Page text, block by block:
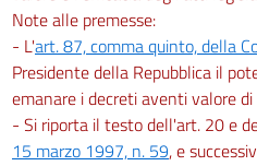
Note alle premesse:
- L'art. 87, comma quinto, della
Presidente della Repubblica il
emanare i decreti aventi valore
- Si riporta il testo dell'art. 20 e
15 marzo 1997, n. 59, e